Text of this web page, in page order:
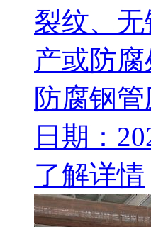
裂纹、
产或防
防腐钢
日期：
了解详情